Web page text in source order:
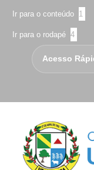
Ir para o conteúdo 1
Ir para o rodapé 4
Acesso